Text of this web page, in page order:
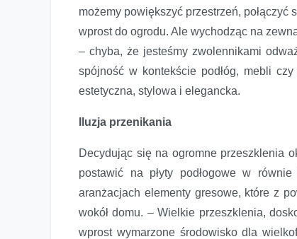
możemy powiększyć przestrzeń,
wprost do ogrodu. Ale wychodząc na
– chyba, że jesteśmy zwolennikami
spójność w kontekście podłóg, mebli
estetyczna, stylowa i elegancka.
Iluzja przenikania
Decydując się na ogromne przeszklenia
postawić na płyty podłogowe w
aranżacjach elementy gresowe, które z
wokół domu. – Wielkie przeszklenia,
wprost wymarzone środowisko dla